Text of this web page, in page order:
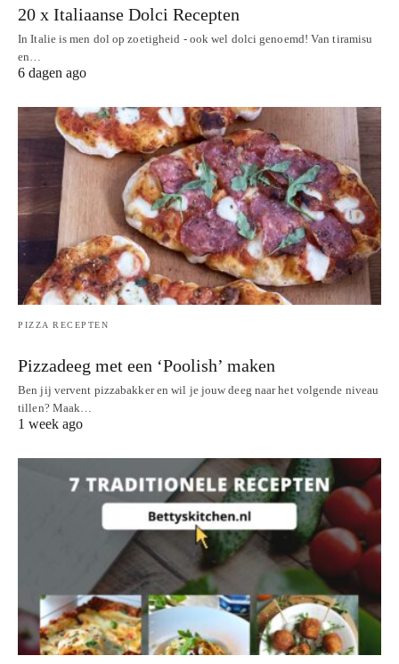
20 x Italiaanse Dolci Recepten
In Italie is men dol op zoetigheid - ook wel dolci genoemd! Van tiramisu
en…
6 dagen ago
PIZZA RECEPTEN
Pizzadeeg met een ‘Poolish’ maken
Ben jij vervent pizzabakker en wil je jouw deeg naar het volgende niveau
tillen? Maak…
1 week ago